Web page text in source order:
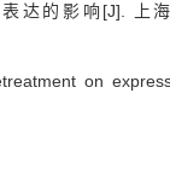
达的影响[J]. 上
on